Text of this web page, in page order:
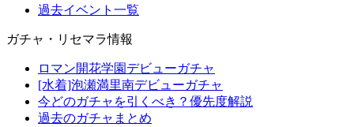
過去イベント一覧
ガチャ・リセマラ情報
ロマン開花学園デビューガチャ
[水着]泡瀬満里南デビューガチャ
今どのガチャを引くべき？優先度解説
過去のガチャまとめ